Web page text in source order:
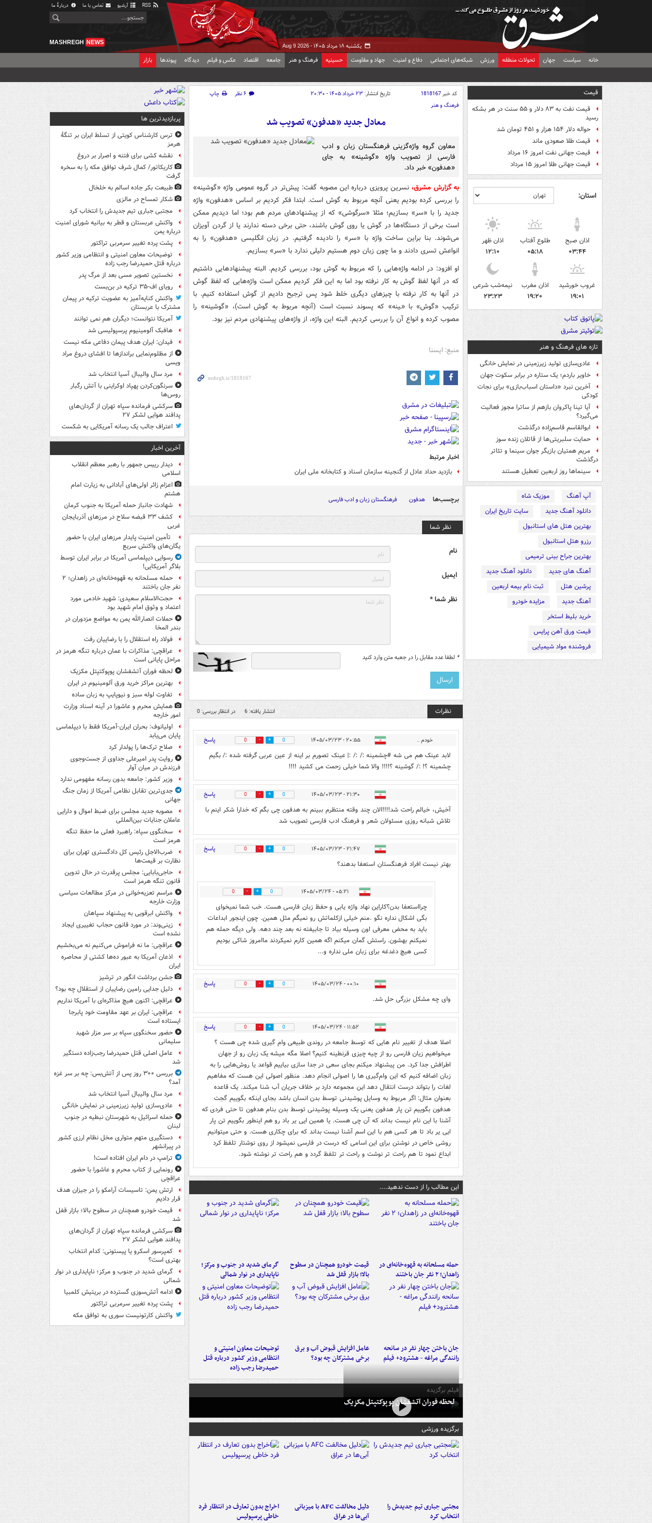
آرشیو تماس با ما دربارهٔ ما
یکشنبه ۱۸ مرداد ۱۴۰۵ - Aug 9 2026
MASHREGH NEWS
خانه سیاست جهان تحولات منطقه ورزش شبکه‌های اجتماعی دفاع و امنیت جهاد و مقاومت حسینیه فرهنگ و هنر جامعه اقتصاد عکس و فیلم دیدگاه پیوندها بازار
قیمت
قیمت نفت به ۸۳ دلار و ۵۵ سنت در هر بشکه
رسید
حواله دلار ۱۵۴ هزار و ۴۵۱ تومان شد
قیمت طلا صعودی ماند
قیمت جهانی نفت امروز ۱۶ مرداد
قیمت جهانی طلا امروز ۱۵ مرداد
استان:
اذان صبح
۰۳:۴۴
طلوع آفتاب
۰۵:۱۸
اذان ظهر
۱۲:۱۰
غروب خورشید
۱۹:۰۱
اذان مغرب
۱۹:۲۰
نیمه‌شب شرعی
۲۳:۲۳
تازه های فرهنگ و هنر
عادی‌سازی تولید زیرزمینی در نمایش خانگی
خاویر باردم؛ یک ستاره در برابر سکوت جهان
آخرین نبرد «داستان اسباب‌بازی» برای نجات
کودکی
آیا تینا پاکروان بازهم از ساترا مجوز فعالیت
می‌گیرد؟
ابوالقاسم قاسم‌زاده درگذشت
حمایت سلبریتی‌ها از قاتلان زنده سوز
مریم همتیان بازیگر جوان سینما و تئاتر
درگذشت
سینماها روز اربعین تعطیل هستند
آپ آهنگ
موزیک شاه
دانلود آهنگ جدید
سایت تاریخ ایران
بهترین هتل های استانبول
رزرو هتل استانبول
بهترین جراح بینی ترمیمی
آهنگ های جدید
دانلود آهنگ جدید
پرشین هتل
ثبت نام بیمه اربعین
آهنگ جدید
مزایده خودرو
خرید بلیط استخر
قیمت ورق آهن پرایس
فروشنده مواد شیمیایی
کد خبر1818167 تاریخ انتشار: ۲۳ خرداد ۱۴۰۵ - ۲۰:۳۰ ۶ نظر
چاپ
فرهنگ و هنر
معادل جدید «هدفون» تصویب شد
معاون گروه واژه‌گزینی فرهنگستان زبان و ادب
فارسی از تصویب واژه «گوشینه» به جای
«هدفون» خبر داد.
به گزارش مشرق،نسرین پرویزی درباره این مصوبه گفت: پیش‌تر در گروه عمومی واژه «گوشینه»
را بررسی کرده بودیم یعنی آنچه مربوط به گوش است. ابتدا فکر کردیم بر اساس «هدفون» واژه
جدید را با «سر» بسازیم؛ مثلا «سرگوشی» که از پیشنهادهای مردم هم بود؛ اما دیدیم ممکن
است برخی از دستگاه‌ها در گوش یا روی گوش باشند، حتی برخی دسته‌ ندارند یا از گردن آویزان
می‌شوند. بنا براین ساخت واژه با «سر» را نادیده گرفتیم. در زبان انگلیسی «هدفون» را به
انواعش تسری دادند و ما چون زبان دوم هستیم دلیلی ندارد با «سر» بسازیم.
او افزود: در ادامه واژه‌هایی را که مربوط به گوش بود، بررسی کردیم. البته پیشنهادهایی داشتیم
که در آنها لفظ گوش به کار نرفته بود اما به این فکر کردیم ممکن است واژه‌هایی که لفظ گوش
در آنها به کار نرفته با چیزهای دیگری خلط شود پس ترجیح دادیم از گوش استفاده کنیم. با
ترکیب «گوش» با «ـینه» که پسوند نسبت است (آنچه مربوط به گوش است)، «گوشینه» را
مصوب کرده و انواع آن را بررسی کردیم. البته این واژه، از واژه‌های پیشنهادی مردم نیز بود.
منبع: ایسنا
اخبار مرتبط
بازدید حداد عادل از گنجینه سازمان اسناد و کتابخانه ملی ایران
برچسب‌ها هدفون فرهنگستان زبان و ادب فارسی
نظر شما
نام
ایمیل
نظر شما *
* لطفا عدد مقابل را در جعبه متن وارد کنید
نظرات انتشار یافته: 6 در انتظار بررسی: 0
خودم .. ۲۰:۵۵ - ۱۴۰۵/۰۳/۲۳ 0
0 پاسخ
لابد عینک هم می شه #چشمینه :/ :/ :| عینک تصورم بر اینه از عین عربی گرفته شده :/ بگیم
چشمینه ؟! :/ گوشینه ؟!!!! والا شما خیلی زحمت می کشید !!!!
۲۱:۳۰ - ۱۴۰۵/۰۳/۲۳ 0
0 پاسخ
آخیش، خیالم راحت شد!!!!الان چند وقته منتظرم ببینم به هدفون چی بگم که خدارا شکر اینم با
تلاش شبانه روزی مسئولان شعر و فرهنگ ادب فارسی تصویب شد
۲۱:۴۷ - ۱۴۰۵/۰۳/۲۳ 0
0 پاسخ
بهتر نیست افراد فرهنگستان استعفا بدهند؟
۰۵:۲۱ - ۱۴۰۵/۰۳/۲۴ 0
0
چرااستعفا بدن؟کاراین نهاد واژه یابی و حفظ زبان فارسی هست. خب شما نمیخوای
بگی اشکال نداره نگو .منم خیلی ازکلماتش رو نمیگم مثل همین. چون اینجور ابداعات
باید به محض معرفی اون وسیله بیاد تا جابیفته نه بعد چند دهه. ولی دیگه حمله هم
نمیکنم بهشون. راستش گمان میکنم اگه همین کارم نمیکردند ماامروز شاکی بودیم
کسی هیچ دغدغه برای زبان ملی نداره و...
۰۰:۱۰ - ۱۴۰۵/۰۳/۲۴ 0
0 پاسخ
وای چه مشکل بزرگی حل شد.
۱۱:۵۲ - ۱۴۰۵/۰۳/۲۴ 0
0 پاسخ
اصلا هدف از تغییر نام هایی که توسط جامعه در روندی طبیعی وام گیری شده چی هست ؟
میخواهیم زیان فارسی رو از چیه چیزی قرنطینه کنیم؟ اصلا مگه میشه یک زبان رو از جهان
اطرافش جدا کرد. من پیشنهاد میکنم بجای سعی در جدا سازی بیاییم قواعد‌ یا روش‌هایی را به
زبان اضافه کنیم که این وام‌گیری ها را اصولی انجام دهد.‌ منظور اصولی این هست که مفاهیم
لغات را بتواند درست انتقال دهد این مجموعه دارد بر خلاف جریان آب شنا میکند. یک قاعده
بعنوان مثال: اگر مربوط به وسایل پوشیدنی توسط بدن انسان باشد بجای اینکه بگوییم گجت
هدفون بگوییم تن پار هدفون یعنی یک وسیله پوشیدنی توسط بدن بنام هدفون تا حتی فردی که
آشنا با این نام نیست بداند که آن چی هست. یا همین ایی یر باد رو‌ هم اینطور بگوییم تن پار
ایی یر باد تا هر کسی هم با این اسم آشنا نیست بداند که برای چکاری هست. و حتی میتوانیم
روشی خاص در نوشتن برای این اسامی که درست در فارسی نمیشود از روی نوشتار تلفظ کرد
ابداع نمود تا هم راحت تر نوشت و راحت تر تلفظ گردد و هم راحت تر نوشته شود.
این مطالب را از دست ندهید....
حمله مسلحانه به قهوه‌خانه‌ای در
زاهدان؛ ۲ نفر جان باختند
قیمت خودرو همچنان در سطوح
بالا؛ بازار قفل شد
گرمای شدید در جنوب و مرکز؛
ناپایداری در نوار شمالی
جان باختن چهار نفر در سانحه
رانندگی مراغه - هشترود+ فیلم
عامل افزایش قبوض آب و برق
برخی مشترکان چه بود؟
توضیحات معاون امنیتی و
انتظامی وزیر کشور درباره قتل
حمیدرضا رجب زاده
فیلم برگزیده
لحظه فوران آتشفشان پوپوکتپتل مکزیک
برگزیده ورزشی
مجتبی جباری تیم جدیدش را
انتخاب کرد
دلیل مخالفت AFC با میزبانی
آبی‌ها در عراق
اخراج بدون تعارف در انتظار فرد
خاطی پرسپولیس
پربازدیدترین ها
ترس کارشناس کویتی از تسلط ایران بر تنگۀ
هرمز
نقشه کشی برای فتنه و اصرار بر دروغ
کاریکاتور/ کمال شرف توافق مکه را به سخره
گرفت
طبیعت بکر جاده اسالم به خلخال
شکار تمساح در مالزی
مجتبی جباری تیم جدیدش را انتخاب کرد
واکنش عربستان و قطر به بیانیه شورای امنیت
درباره یمن
پشت پرده تغییر سرمربی تراکتور
توضیحات معاون امنیتی و انتظامی وزیر کشور
درباره قتل حمیدرضا رجب زاده
نخستین تصویر مسی بعد از مرگ پدر
رویای اف-۳۵ ترکیه در بن‌بست
واکنش کنایه‌آمیز به عضویت ترکیه در پیمان
مشترک با عربستان
آمریکا نتوانست؛ دیگران هم نمی توانند
هافبک آلومینیوم پرسپولیسی شد
فیدان: ایران هدف پیمان دفاعی مکه نیست
از مظلوم‌نمایی براندازها تا افشای دروغ مراد
ویسی
مرد سال والیبال آسیا انتخاب شد
سرنگون‌کردن پهپاد اوکراینی با آتش رگبار
روس‌ها
سرکشی فرمانده سپاه تهران از گردان‌های
پدافند هوایی لشکر ۲۷
اعتراف جالب یک رسانه آمریکایی به شکست
آخرین اخبار
دیدار رییس جمهور با رهبر معظم انقلاب
اسلامی
اعزام زائر اولی‌های آبادانی به زیارت امام
هشتم
شهادت جانباز حمله آمریکا به جنوب کرمان
کشف ۳۳ قبضه سلاح در مرزهای آذربایجان
غربی
تأمین امنیت پایدار مرزهای ایران با حضور
یگان‌های واکنش سریع
رسوایی دیپلماسی آمریکا در برابر ایران توسط
بلاگر آمریکایی!
حمله مسلحانه به قهوه‌خانه‌ای در زاهدان؛ ۲
نفر جان باختند
حجت‌الاسلام سعیدی: شهید خادمی مورد
اعتماد و وثوق امام شهید بود
حملات انصارالله یمن به مواضع مزدوران در
بندر المخا
فولاد راه استقلال را با رضاییان رفت
عراقچی: مذاکرات با عمان درباره تنگه هرمز در
مراحل پایانی است
لحظه فوران آتشفشان پوپوکتپتل مکزیک
بهترین مراکز خرید ورق آلومینیوم در ایران
تفاوت لوله سبز و نیوپایپ به زبان ساده
همایش محرم و عاشورا در آینه اسناد وزارت
امور خارجه
اولیانوف: بحران ایران-آمریکا فقط با دیپلماسی
پایان می‌یابد
صلاح ترک‌ها را پولدار کرد
روایت پدر امیرعلی جداوی از جست‌وجوی
فرزندش در میان آوار
وزیر کشور: جامعه بدون رسانه مفهومی ندارد
جدی‌ترین تقابل نظامی آمریکا از زمان جنگ
جهانی
مصوبه جدید مجلس برای ضبط اموال و دارایی
عاملان جنایات بین‌المللی
سخنگوی سپاه: راهبرد فعلی ما حفظ تنگه
هرمز است
ضرب‌الاجل رئیس کل دادگستری تهران برای
نظارت بر قیمت‌ها
حاجی‌بابایی: مجلس پرقدرت در حال تدوین
قانون تنگه هرمز است
مراسم تعزیه‌خوانی در مرکز مطالعات سیاسی
وزارت خارجه
واکنش ابرقویی به پیشنهاد سپاهان
زینی‌وند: در مورد قانون حجاب تغییری ایجاد
نشده است
عراقچی: ما نه فراموش می‌کنیم نه می‌بخشیم
اذعان آمریکا به عبور ده‌ها کشتی از محاصره
ایران
جشن برداشت انگور در ترشیز
دلیل جدایی رامین رضاییان از استقلال چه بود؟
عراقچی: اکنون هیچ مذاکره‌ای با آمریکا نداریم
عراقچی: ایران بر عهد مقاومت خود پابرجا
ایستاده است
حضور سخنگوی سپاه بر سر مزار شهید
سلیمانی
عامل اصلی قتل حمیدرضا رجب‌زاده دستگیر
شد
بررسی ۳۰۰ روز پس از آتش‌بس: چه بر سر غزه
آمد؟
مرد سال والیبال آسیا انتخاب شد
عادی‌سازی تولید زیرزمینی در نمایش خانگی
حمله اسرائیل به شهرستان نبطیه در جنوب
لبنان
دستگیری متهم متواری مخل نظام ارزی کشور
در پیرانشهر
ترامپ در دام ایران افتاده است!
رونمایی از کتاب محرم و عاشورا با حضور
عراقچی
ارتش یمن: تاسیسات آرامکو را در جیزان هدف
قرار دادیم
قیمت خودرو همچنان در سطوح بالا؛ بازار قفل
شد
سرکشی فرمانده سپاه تهران از گردان‌های
پدافند هوایی لشکر ۲۷
کمپرسور اسکرو یا پیستونی: کدام انتخاب
بهتری است؟
گرمای شدید در جنوب و مرکز؛ ناپایداری در نوار
شمالی
ادامه آتش‌سوزی گسترده در بریتیش کلمبیا
پشت پرده تغییر سرمربی تراکتور
واکنش کارتونیست سوری به توافق مکه